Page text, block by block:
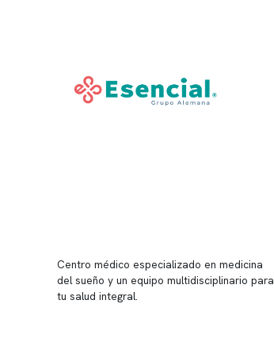
Centro médico especializado en medicina
del sueño y un equipo multidisciplinario para
tu salud integral.